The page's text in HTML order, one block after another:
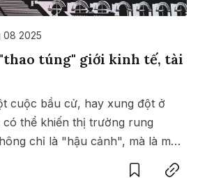
08 2025
túng" giới kinh tế, tài
cuộc bầu cử, hay xung đột ở
có thể khiến thị trường rung
chỉ là "hậu cảnh", mà là một
chi phối kinh tế toàn cầu.
Save Copy link